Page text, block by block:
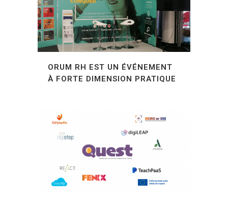
ORUM RH EST UN ÉVÉNEMENT
À FORTE DIMENSION PRATIQUE